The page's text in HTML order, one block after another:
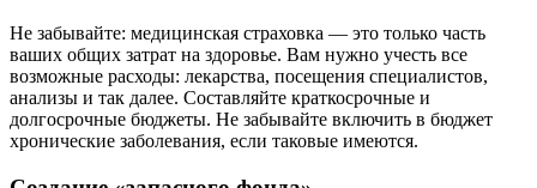
Не забывайте: медицинская страховка — это только часть
ваших общих затрат на здоровье. Вам нужно учесть все
возможные расходы: лекарства, посещения специалистов,
анализы и так далее. Составляйте краткосрочные и
долгосрочные бюджеты. Не забывайте включить в бюджет
хронические заболевания, если таковые имеются.